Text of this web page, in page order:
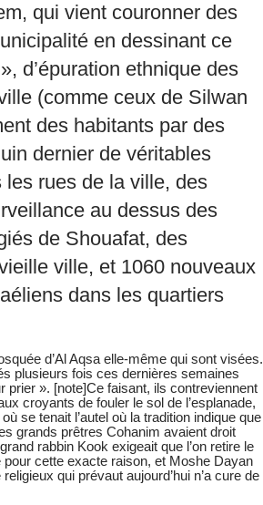
qui vient couronner des
en dessinant ce
d’épuration ethnique des
(comme ceux de Silwan
des habitants par des
dernier de véritables
rues de la ville, des
au dessus des
de Shouafat, des
ville, et 1060 nouveaux
dans les quartiers
d’Al Aqsa elle-même qui sont visées.
plusieurs fois ces dernières semaines
prier ». [note]Ce faisant, ils contreviennent
croyants de fouler le sol de l’esplanade,
se tenait l’autel où la tradition indique que
grands prêtres Cohanim avaient droit
rabbin Kook exigeait que l’on retire le
pour cette exacte raison, et Moshe Dayan
qui prévaut aujourd’hui n’a cure de